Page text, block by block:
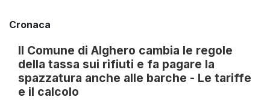
Cronaca
Il Comune di Alghero cambia le regole
della tassa sui rifiuti e fa pagare la
spazzatura anche alle barche - Le tariffe
e il calcolo